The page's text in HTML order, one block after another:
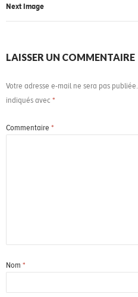
Next Image
LAISSER UN COMMENTAIRE
Votre adresse e-mail ne sera pas publiée.
indiqués avec *
Commentaire *
Nom *